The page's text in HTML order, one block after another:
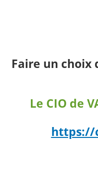
Faire un choix
Le CIO de
https://